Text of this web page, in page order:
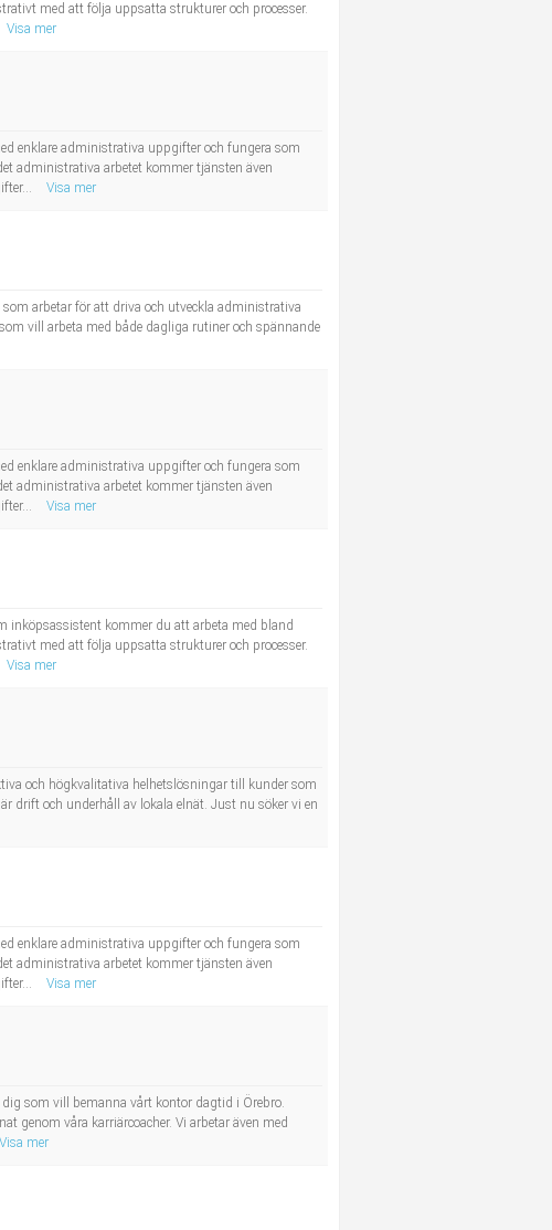
med att följa uppsatta strukturer och processer.
Visa mer
enklare administrativa uppgifter och fungera som
administrativa arbetet kommer tjänsten även
Visa mer
arbetar för att driva och utveckla administrativa
vill arbeta med både dagliga rutiner och spännande
enklare administrativa uppgifter och fungera som
administrativa arbetet kommer tjänsten även
Visa mer
inköpsassistent kommer du att arbeta med bland
med att följa uppsatta strukturer och processer.
Visa mer
och högkvalitativa helhetslösningar till kunder som
drift och underhåll av lokala elnät. Just nu söker vi en
enklare administrativa uppgifter och fungera som
administrativa arbetet kommer tjänsten även
Visa mer
som vill bemanna vårt kontor dagtid i Örebro.
genom våra karriärcoacher. Vi arbetar även med
Visa mer